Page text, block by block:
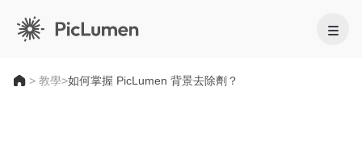
首頁
> 教學>如何掌握 PicLumen 背景去除劑？